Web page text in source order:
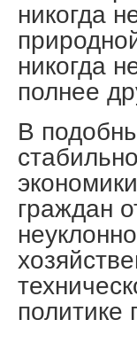
никогда
никогда
полнее
В
граждан
политике